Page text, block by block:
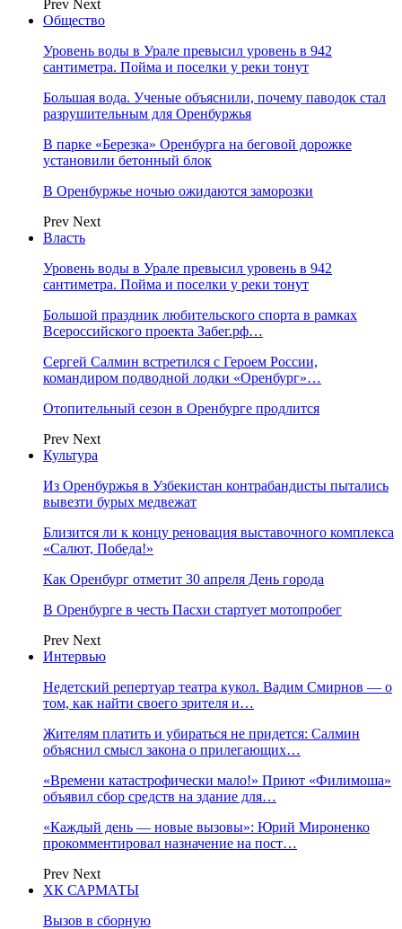
Prev Next
Общество
Уровень воды в Урале превысил уровень в 942
сантиметра. Пойма и поселки у реки тонут
Большая вода. Ученые объяснили, почему паводок стал
разрушительным для Оренбуржья
В парке «Березка» Оренбурга на беговой дорожке
установили бетонный блок
В Оренбуржье ночью ожидаются заморозки
Prev Next
Власть
Уровень воды в Урале превысил уровень в 942
сантиметра. Пойма и поселки у реки тонут
Большой праздник любительского спорта в рамках
Всероссийского проекта Забег.рф…
Сергей Салмин встретился с Героем России,
командиром подводной лодки «Оренбург»…
Отопительный сезон в Оренбурге продлится
Prev Next
Культура
Из Оренбуржья в Узбекистан контрабандисты пытались
вывезти бурых медвежат
Близится ли к концу реновация выставочного комплекса
«Салют, Победа!»
Как Оренбург отметит 30 апреля День города
В Оренбурге в честь Пасхи стартует мотопробег
Prev Next
Интервью
Недетский репертуар театра кукол. Вадим Смирнов — о
том, как найти своего зрителя и…
Жителям платить и убираться не придется: Салмин
объяснил смысл закона о прилегающих…
«Времени катастрофически мало!» Приют «Филимоша»
объявил сбор средств на здание для…
«Каждый день — новые вызовы»: Юрий Мироненко
прокомментировал назначение на пост…
Prev Next
ХК САРМАТЫ
Вызов в сборную